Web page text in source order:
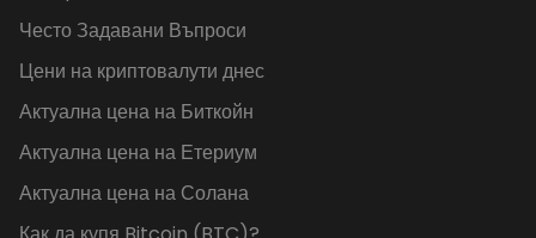
Често Задавани Въпроси
Цени на криптовалути днес
Актуална цена на Биткойн
Актуална цена на Етериум
Актуална цена на Солана